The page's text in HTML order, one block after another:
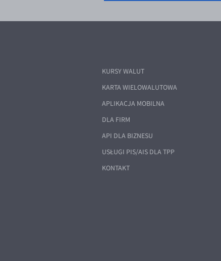
KURSY WALUT
KARTA WIELOWALUTOWA
APLIKACJA MOBILNA
DLA FIRM
API DLA BIZNESU
USŁUGI PIS/AIS DLA TPP
KONTAKT